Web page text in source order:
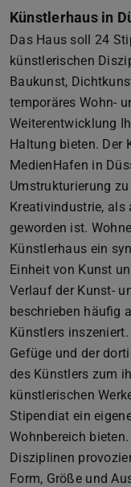
Künstlerhaus in
Das Haus soll 24
künstlerischen
Baukunst,
temporäres Wohn-
Weiterentwicklung
Haltung bieten. Der
MedienHafen in
Umstrukturierung
Kreativindustrie, als
geworden ist.
Künstlerhaus ein
Einheit von Kunst
Verlauf der Kunst-
beschrieben häufig
Künstlers
Gefüge und der
des Künstlers zum
künstlerischen
Stipendiat ein
Wohnbereich
Disziplinen
Form, Größe und